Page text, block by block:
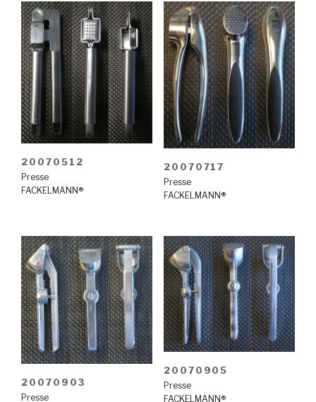
20070512
Presse
FACKELMANN®
20070717
Presse
FACKELMANN®
20070903
Presse
20070905
Presse
FACKELMANN®